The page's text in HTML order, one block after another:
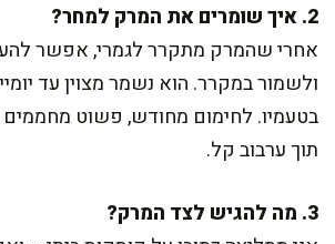
2. איך שומרים את המרק למחר?
אחרי שהמרק מתקרר לגמרי, אפשר
ולשמור במקרר. הוא נשמר מצוין עד
בטעמיו. לחימום מחודש, פשוט מחממים
תוך ערבוב קל.
3. מה להגיש לצד המרק?